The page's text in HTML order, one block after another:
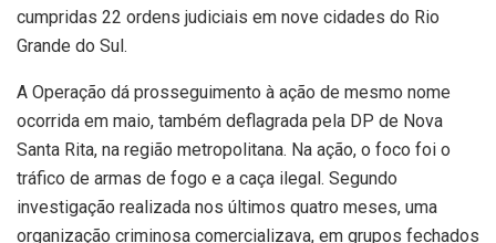
cumpridas 22 ordens judiciais em nove cidades do Rio
Grande do Sul.
A Operação dá prosseguimento à ação de mesmo nome
ocorrida em maio, também deflagrada pela DP de Nova
Santa Rita, na região metropolitana. Na ação, o foco foi o
tráfico de armas de fogo e a caça ilegal. Segundo
investigação realizada nos últimos quatro meses, uma
organização criminosa comercializava, em grupos fechados